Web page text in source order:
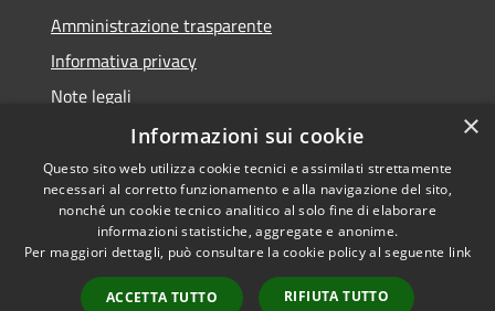
Amministrazione trasparente
Informativa privacy
Note legali
Dichiarazione di accessibilità
RSS
Accessibilità
Copyright © 2020 •
Comune di Annone Veneto
• Powered byMunicipium
×
Informazioni sui cookie
Questo sito web utilizza cookie tecnici e assimilati strettamente
necessari al corretto funzionamento e alla navigazione del sito,
nonché un cookie tecnico analitico al solo fine di elaborare
informazioni statistiche, aggregate e anonime.
Per maggiori dettagli, può consultare la cookie policy al seguente link
ACCETTA TUTTO RIFIUTA TUTTO